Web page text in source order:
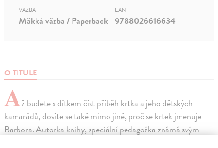
O TITULE
Až budete s dítkem číst příběh krtka a jeho dětských
kamarádů, dovíte se také mimo jiné, proč se krtek jmenuje
Barbora. Autorka knihy, speciální pedagožka známá svými
VÄZBA
Mäkká väzba / Paperback
EAN
9788026616634